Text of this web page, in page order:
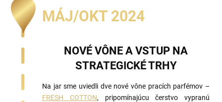
MÁJ/OKT 2024
NOVÉ VÔNE A VSTUP NA
STRATEGICKÉ TRHY
Na jar sme uviedli dve nové vône pracích parfémov –
FRESH COTTON, pripomínajúcu čerstvo vypranú